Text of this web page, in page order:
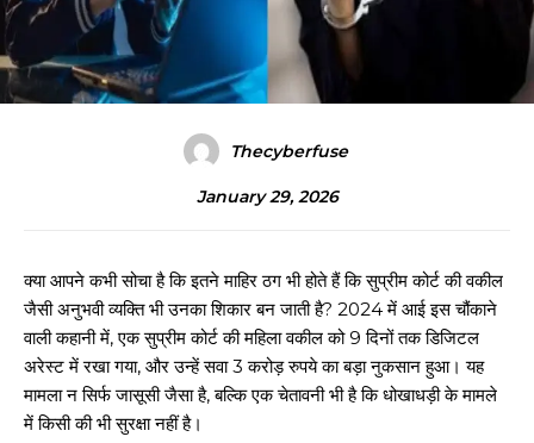
Thecyberfuse
January 29, 2026
क्या आपने कभी सोचा है कि इतने माहिर ठग भी होते हैं कि सुप्रीम कोर्ट की वकील
जैसी अनुभवी व्यक्ति भी उनका शिकार बन जाती है? 2024 में आई इस चौंकाने
वाली कहानी में, एक सुप्रीम कोर्ट की महिला वकील को 9 दिनों तक डिजिटल
अरेस्ट में रखा गया, और उन्हें सवा 3 करोड़ रुपये का बड़ा नुकसान हुआ। यह
मामला न सिर्फ जासूसी जैसा है, बल्कि एक चेतावनी भी है कि धोखाधड़ी के मामले
में किसी की भी सुरक्षा नहीं है।